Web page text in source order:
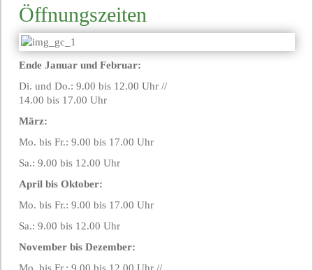
Öffnungszeiten
Ende Januar und Februar:
Di. und Do.: 9.00 bis 12.00 Uhr //
14.00 bis 17.00 Uhr
März:
Mo. bis Fr.: 9.00 bis 17.00 Uhr
Sa.: 9.00 bis 12.00 Uhr
April bis Oktober:
Mo. bis Fr.: 9.00 bis 17.00 Uhr
Sa.: 9.00 bis 12.00 Uhr
November bis Dezember: